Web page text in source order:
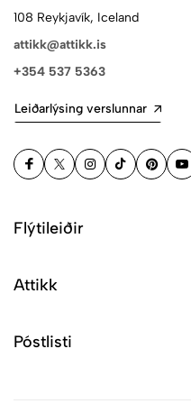
108 Reykjavík, Iceland
attikk@attikk.is
+354 537 5363
Leiðarlýsing verslunnar
Flýtileiðir
Attikk
Póstlisti